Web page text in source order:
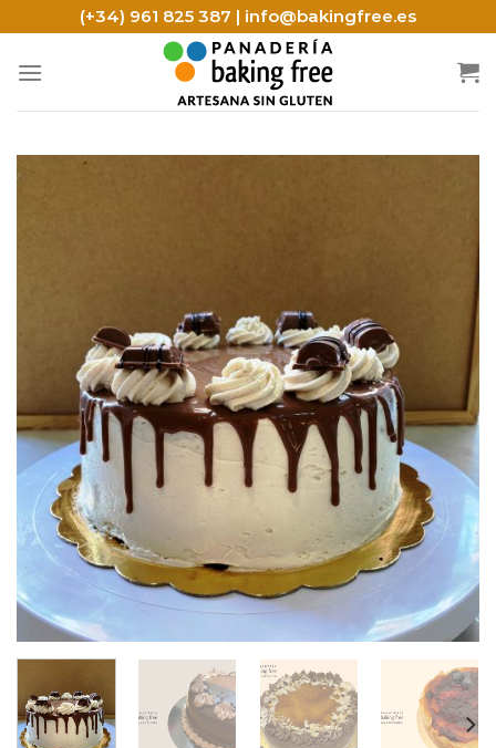
to
content
(+34) 961 825 387 | info@bakingfree.es